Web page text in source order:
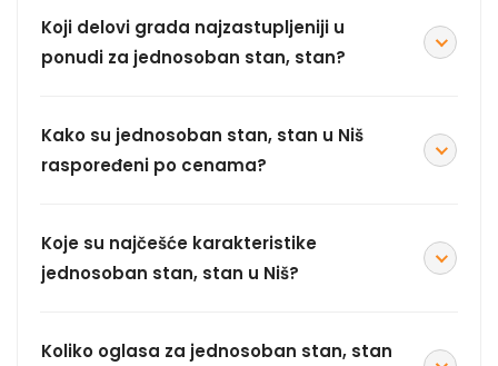
Koji delovi grada najzastupljeniji u
ponudi za jednosoban stan, stan?
Kako su jednosoban stan, stan u Niš
raspoređeni po cenama?
Koje su najčešće karakteristike
jednosoban stan, stan u Niš?
Koliko oglasa za jednosoban stan, stan